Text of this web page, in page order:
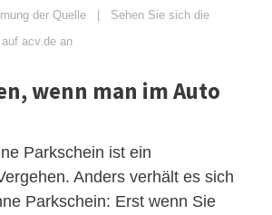
der Quelle | Sehen Sie sich die
acv.de an
wenn man im Auto
Parkschein ist ein
Anders verhält es sich
Parkschein: Erst wenn Sie